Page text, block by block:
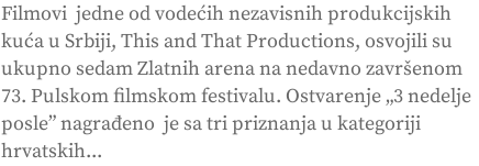
Filmovi jedne od vodećih nezavisnih produkcijskih
kuća u Srbiji, This and That Productions, osvojili su
ukupno sedam Zlatnih arena na nedavno završenom
73. Pulskom filmskom festivalu. Ostvarenje „3 nedelje
posle” nagrađeno je sa tri priznanja u kategoriji
hrvatskih...